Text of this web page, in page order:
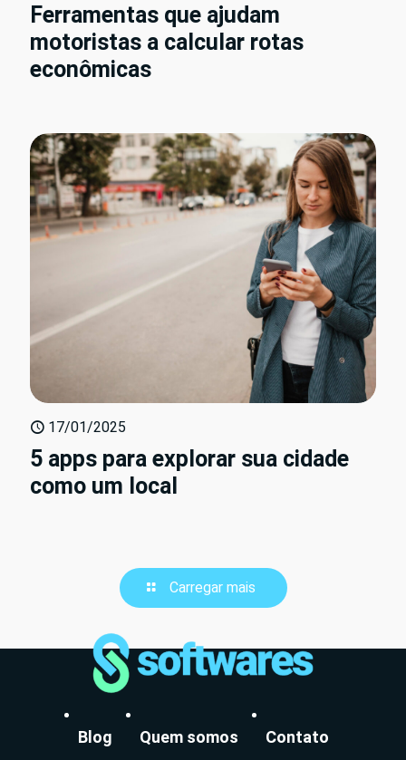
Ferramentas que ajudam
motoristas a calcular rotas
econômicas
17/01/2025
5 apps para explorar sua cidade
como um local
Carregar mais
Blog Quem somos Contato